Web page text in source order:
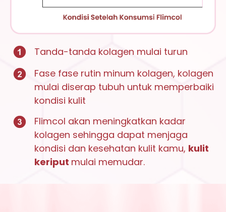
Tanda-tanda kolagen mulai turun
Fase fase rutin minum kolagen, kolagen
mulai diserap tubuh untuk memperbaiki
kondisi kulit
Flimcol akan meningkatkan kadar
kolagen sehingga dapat menjaga
kondisi dan kesehatan kulit kamu, kulit
keriput mulai memudar.